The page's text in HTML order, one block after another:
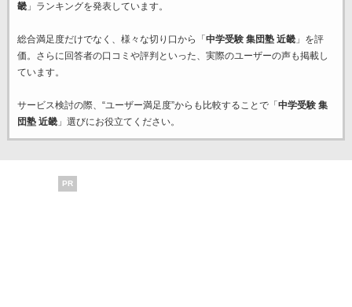
畿」ランキングを発表しています。
総合満足度だけでなく、様々な切り口から「 中学受験 集団塾 近畿」を評
価。さらに回答者の口コミや評判といった、実際のユーザーの声も掲載し
ています。
サービス検討の際、“ユーザー満足度”からも比較することで「 中学受験 集
団塾 近畿」選びにお役立てください。
PR